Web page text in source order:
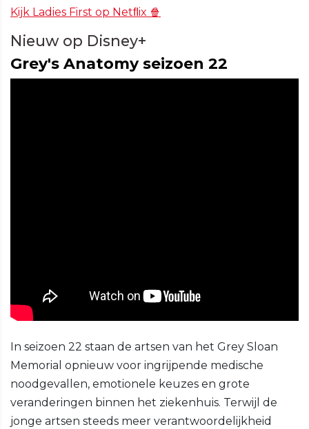
Kijk Ladies First op Netﬂix 🍿
Nieuw op Disney+
Grey's Anatomy seizoen 22
In seizoen 22 staan de artsen van het Grey Sloan
Memorial opnieuw voor ingrijpende medische
noodgevallen, emotionele keuzes en grote
veranderingen binnen het ziekenhuis. Terwijl de
jonge artsen steeds meer verantwoordelijkheid